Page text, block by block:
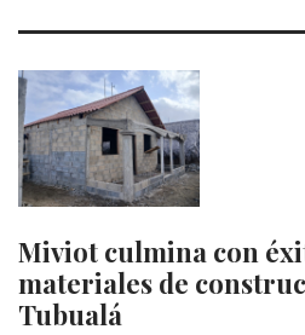
Miviot culmina con
materiales de
Tubualá